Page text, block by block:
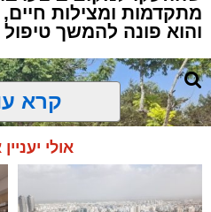
מתקדמות ומצילות
והוא פונה להמשך
קרא
אולי